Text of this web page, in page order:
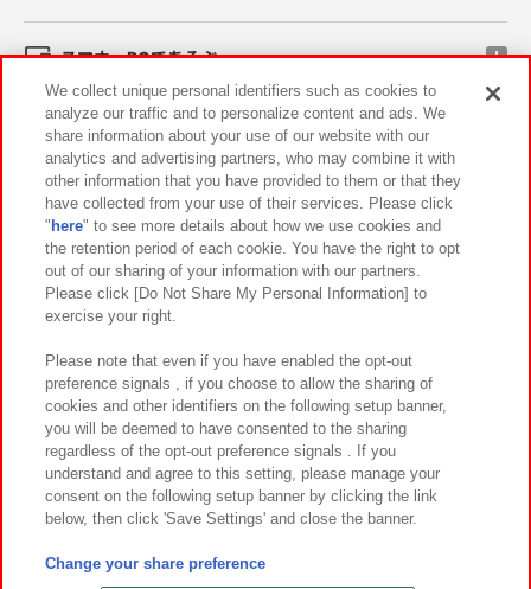
スマホ・PCであそぶ
イベント・キャンペーン
関連会社 サステナビリティ サイトポリシー
プライバシーポリシー ウェブアクセシビリティ方針と検証結果
お取引先さまとともに
カスタマーハラスメント対応方針 よくあるご質問・お問い合わせ
©Bandai Namco Amusement Inc.
©Bandai Namco Amusement Lab Inc.
We collect unique personal identifiers such as cookies to
analyze our traffic and to personalize content and ads. We
share information about your use of our website with our
analytics and advertising partners, who may combine it with
other information that you have provided to them or that they
have collected from your use of their services. Please click
" here" to see more details about how we use cookies and
the retention period of each cookie. You have the right to opt
out of our sharing of your information with our partners.
Please click [Do Not Share My Personal Information] to
exercise your right.
Please note that even if you have enabled the opt-out
preference signals , if you choose to allow the sharing of
cookies and other identifiers on the following setup banner,
you will be deemed to have consented to the sharing
regardless of the opt-out preference signals . If you
understand and agree to this setting, please manage your
consent on the following setup banner by clicking the link
below, then click 'Save Settings' and close the banner.
Change your share preference